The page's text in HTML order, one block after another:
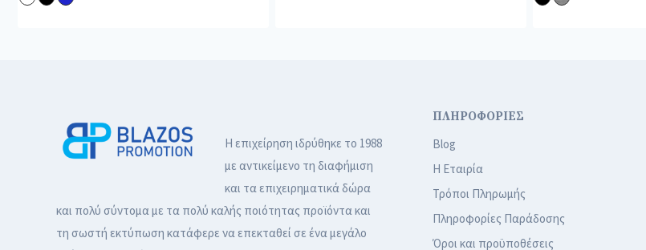
Η επιχείρηση ιδρύθηκε το 1988
με αντικείμενο τη διαφήμιση
και τα επιχειρηματικά δώρα
και πολύ σύντομα με τα πολύ καλής ποιότητας προϊόντα και
τη σωστή εκτύπωση κατάφερε να επεκταθεί σε ένα μεγάλο
ΠΛΗΡΟΦΟΡΙΕΣ
Blog
Η Εταιρία
Τρόποι Πληρωμής
Πληροφορίες Παράδοσης
Όροι και προϋποθέσεις